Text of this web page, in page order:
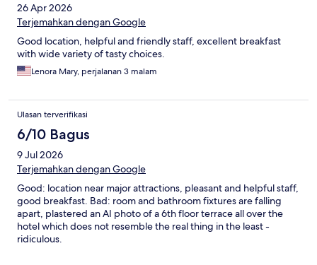
26 Apr 2026
Terjemahkan dengan Google
Good location, helpful and friendly staff, excellent breakfast
with wide variety of tasty choices.
Lenora Mary, perjalanan 3 malam
Ulasan terverifikasi
6/10 Bagus
9 Jul 2026
Terjemahkan dengan Google
Good: location near major attractions, pleasant and helpful staff,
good breakfast. Bad: room and bathroom fixtures are falling
apart, plastered an AI photo of a 6th floor terrace all over the
hotel which does not resemble the real thing in the least -
ridiculous.